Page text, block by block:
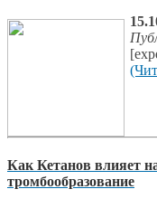
Как Кетанов влияет
тромбообразование